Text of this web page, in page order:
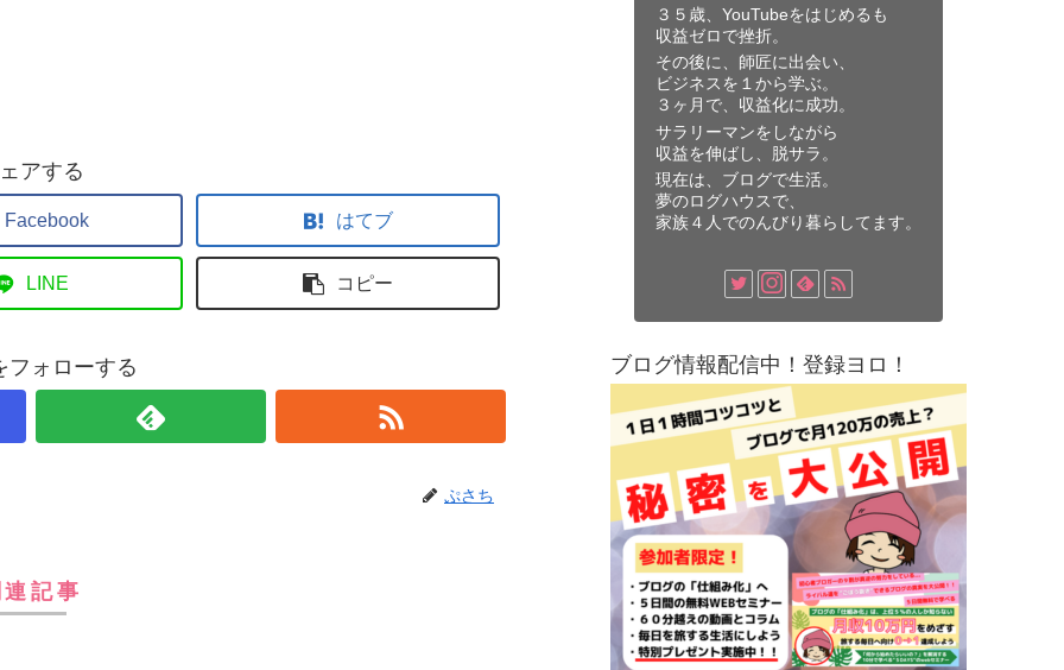
アする
Facebook はてブ
LINE コピー
フォローする
ぷさち
連記事
３５歳、YouTubeをはじめるも
収益ゼロで挫折。
その後に、師匠に出会い、
ビジネスを１から学ぶ。
３ヶ月で、収益化に成功。
サラリーマンをしながら
収益を伸ばし、脱サラ。
現在は、ブログで生活。
夢のログハウスで、
家族４人でのんびり暮らしてます。
ブログ情報配信中！登録ヨロ！